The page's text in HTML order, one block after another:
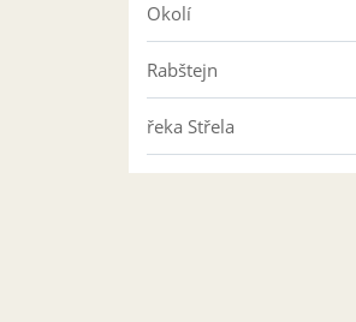
Okolí
Rabštejn
řeka Střela